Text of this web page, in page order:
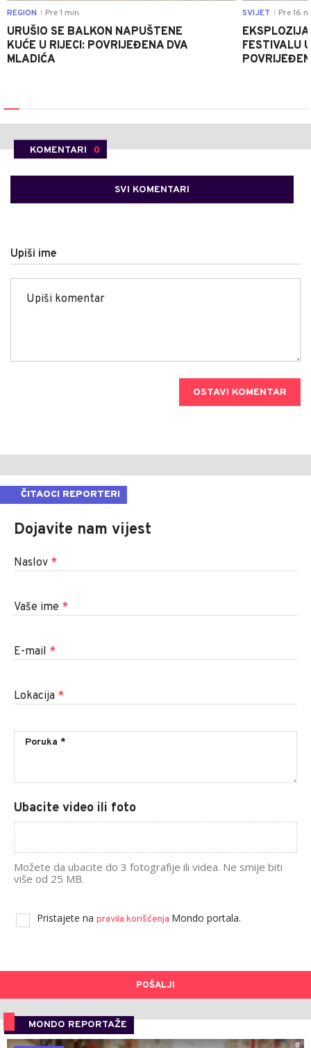
REGION Pre 1 min
URUŠIO SE BALKON NAPUŠTENE
KUĆE U RIJECI: POVRIJEĐENA DVA
MLADIĆA
SVIJET Pre 16
FESTIVALU
KOMENTARI 0
SVI KOMENTARI
Upiši ime
OSTAVI KOMENTAR
ČITAOCI REPORTERI
Dojavite nam vijest
Naslov *
Vaše ime *
E-mail *
Lokacija *
Ubacite video ili foto
Možete da ubacite do 3 fotografije ili videa. Ne smije biti
više od 25 MB.
Pristajete na pravila korišćenja Mondo portala.
POŠALJI
MONDO REPORTAŽE
0